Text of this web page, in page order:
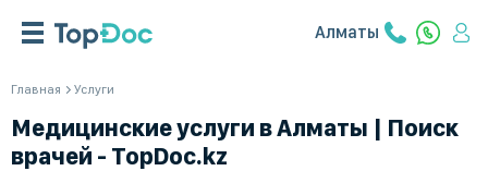
Алматы
Главная Услуги
Медицинские услуги в Алматы | Поиск
врачей - TopDoc.kz